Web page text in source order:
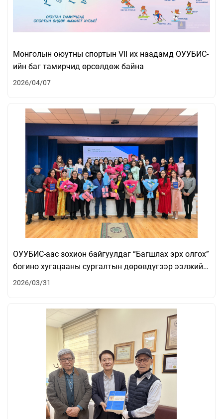
Монголын оюутны спортын VII их наадамд ОУУБИС-
ийн баг тамирчид өрсөлдөж байна
2026/04/07
ОУУБИС-аас зохион байгуулдаг “Багшлах эрх олгох”
богино хугацааны сургалтын дөрөвдүгээр ээлжийн
төгсөлтийн үйл ажиллагаа амжилттай болж
2026/03/31